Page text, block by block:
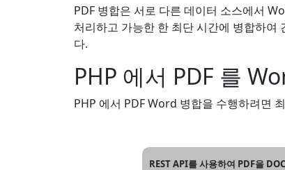
PDF 병합은 서로 다른 데이터 소스에서
처리하고 가능한 한 최단 시간에 병합하
다.
PHP 에서 PDF 를
PHP 에서 PDF Word 병합을 수행하려면
REST API를 사용하여 PDF을